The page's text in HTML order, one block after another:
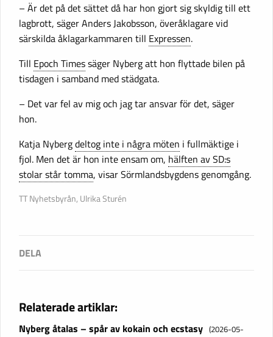
– Är det på det sättet då har hon gjort sig skyldig till ett
lagbrott, säger Anders Jakobsson, överåklagare vid
särskilda åklagarkammaren till Expressen.
Till Epoch Timessäger Nyberg att hon flyttade bilen på
tisdagen i samband med städgata.
– Det var fel av mig och jag tar ansvar för det, säger
hon.
Katja Nybergdeltog inte i några möten i fullmäktige i
fjol. Men det är hon inte ensam om, hälften av SD:s
stolar står tomma, visar Sörmlandsbygdens genomgång.
TT Nyhetsbyrån, Ulrika Sturén
Relaterade artiklar:
Nyberg åtalas – spår av kokain och ecstasy (2026-05-